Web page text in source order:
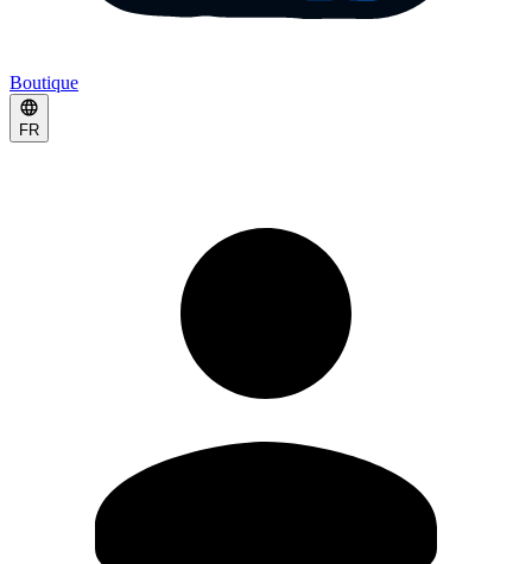
Boutique
FR